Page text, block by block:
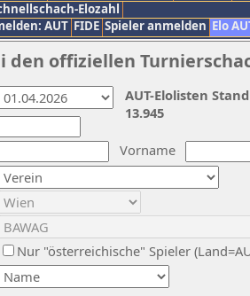
Elozahl
AUT FIDE Spieler anmelden Elo
offiziellen
Vorname
Nur "österreichische" Spieler
AUT-Elolisten
13.945